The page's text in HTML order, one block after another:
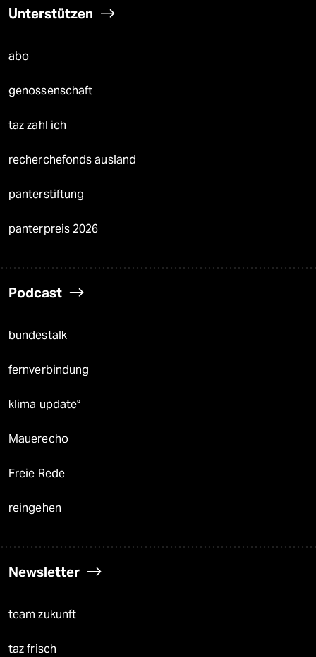
Unterstützen
abo
genossenschaft
taz zahl ich
recherchefonds ausland
panterstiftung
panterpreis 2026
Podcast
bundestalk
fernverbindung
klima update°
Mauerecho
Freie Rede
reingehen
Newsletter
team zukunft
taz frisch